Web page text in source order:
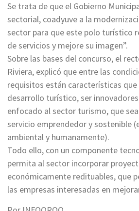
Se trata de que el Gobierno
sectorial, coadyuve a la
sector para que este polo turístico
de servicios y mejore su imagen”.
Sobre las bases del concurso, el
Riviera, explicó que entre las
requisitos están características
desarrollo turístico, ser
enfocado al sector turismo, que
servicio emprendedor y sostenible
ambiental y humanamente).
Todo ello, con un componente
permita al sector incorporar
económicamente redituables, que
las empresas interesadas en